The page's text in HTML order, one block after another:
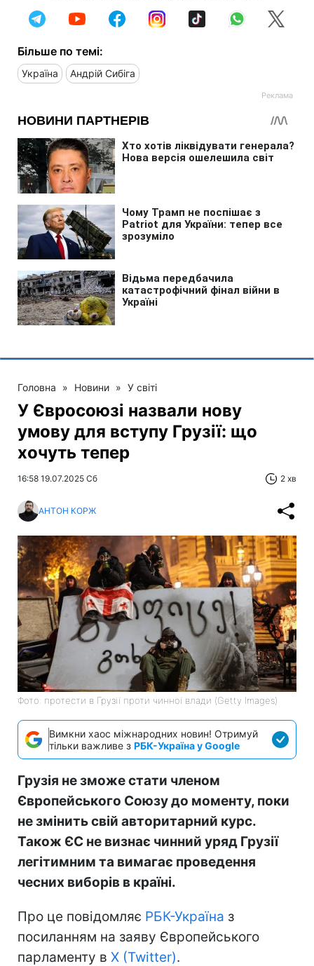
Більше по темі:
Україна Андрій Сибіга
Головна » Новини » У світі
У Євросоюзі назвали нову
умову для вступу Грузії: що
хочуть тепер
16:58 19.07.2025 Сб 2 хв
АНТОН КОРЖ
Фото: протести в Грузії проти чинної влади (Getty Images)
Вимкни хаос міжнародних новин! Отримуй
тільки важливе з РБК-Україна у Google
Грузія не зможе стати членом
Європейського Союзу до моменту, поки
не змінить свій авторитарний курс.
Також ЄС не визнає чинний уряд Грузії
легітимним та вимагає проведення
чесних виборів в країні.
Про це повідомляє РБК-Україна з
посиланням на заяву Європейського
парламенту в X (Twitter).